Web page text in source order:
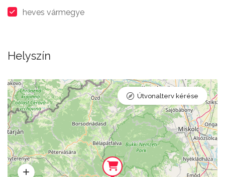
heves vármegye
Helyszín
Útvonalterv kérése